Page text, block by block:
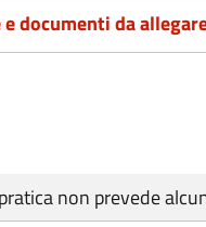
documenti da
non prevede